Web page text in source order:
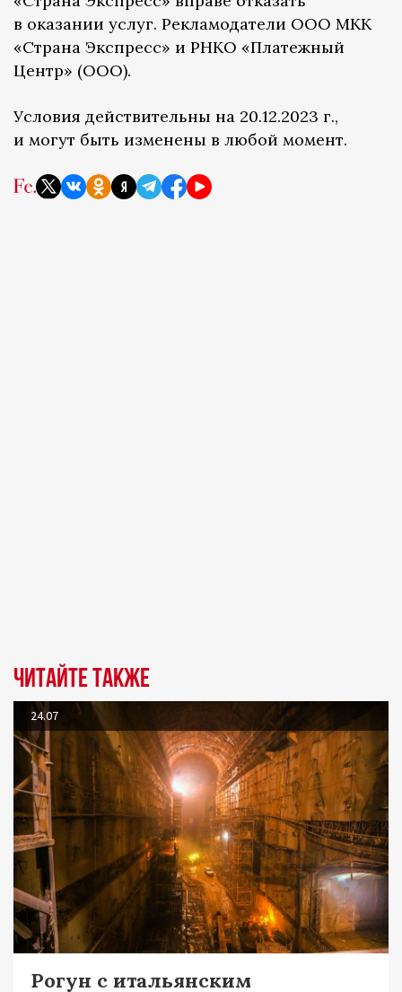
в оказании услуг. Рекламодатели ООО МКК
«Страна Экспресс» и РНКО «Платежный
Центр» (ООО).
Условия действительны на 20.12.2023 г.,
и могут быть изменены в любой момент.
Читайте также
24.07
Рогун с итальянским